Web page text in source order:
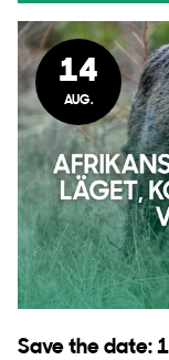
14
AUG.
Save the date: